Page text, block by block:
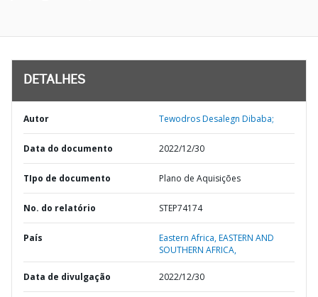
DETALHES
Autor Tewodros Desalegn Dibaba;
Data do documento 2022/12/30
TIpo de documento Plano de Aquisições
No. do relatório STEP74174
País Eastern Africa,EASTERN AND
SOUTHERN AFRICA,
Data de divulgação 2022/12/30